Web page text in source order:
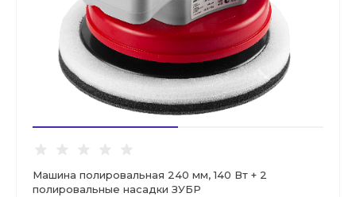
Машина полировальная 240 мм, 140 Вт + 2
полировальные насадки ЗУБР